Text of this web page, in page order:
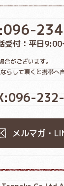
096-
受付：平日
がございます。
らして頂くと携帯へ
メルマガ・